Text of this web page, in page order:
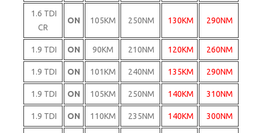
1.6 TDI
CR
ON 105KM 250NM 130KM 290NM
1.9 TDI ON 90KM 210NM 120KM 260NM
1.9 TDI ON 101KM 240NM 135KM 290NM
1.9 TDI ON 105KM 250NM 140KM 310NM
1.9 TDI ON 110KM 235NM 140KM 300NM